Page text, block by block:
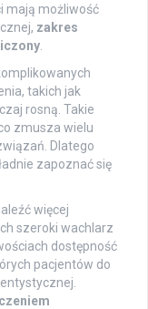
mają możliwość
zakres
takich jak
rosną. Takie
zmusza wielu
Dlatego
zapoznać się
więcej
szeroki wachlarz
dostępność
pacjentów do